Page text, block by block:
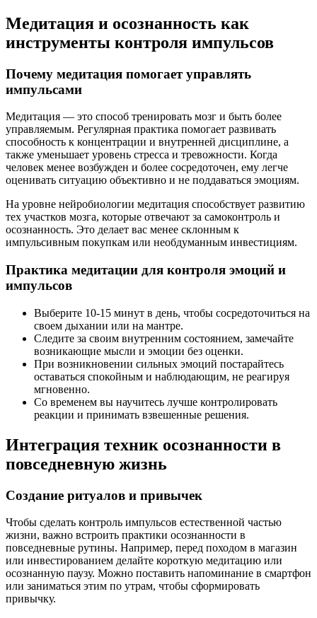
Медитация и осознанность как
инструменты контроля импульсов
Почему медитация помогает управлять
импульсами
Медитация — это способ тренировать мозг и быть более
управляемым. Регулярная практика помогает развивать
способность к концентрации и внутренней дисциплине, а
также уменьшает уровень стресса и тревожности. Когда
человек менее возбужден и более сосредоточен, ему легче
оценивать ситуацию объективно и не поддаваться эмоциям.
На уровне нейробиологии медитация способствует развитию
тех участков мозга, которые отвечают за самоконтроль и
осознанность. Это делает вас менее склонным к
импульсивным покупкам или необдуманным инвестициям.
Практика медитации для контроля эмоций и
импульсов
Выберите 10-15 минут в день, чтобы сосредоточиться на
своем дыхании или на мантре.
Следите за своим внутренним состоянием, замечайте
возникающие мысли и эмоции без оценки.
При возникновении сильных эмоций постарайтесь
оставаться спокойным и наблюдающим, не реагируя
мгновенно.
Со временем вы научитесь лучше контролировать
реакции и принимать взвешенные решения.
Интеграция техник осознанности в
повседневную жизнь
Создание ритуалов и привычек
Чтобы сделать контроль импульсов естественной частью
жизни, важно встроить практики осознанности в
повседневные рутины. Например, перед походом в магазин
или инвестированием делайте короткую медитацию или
осознанную паузу. Можно поставить напоминание в смартфон
или заниматься этим по утрам, чтобы сформировать
привычку.